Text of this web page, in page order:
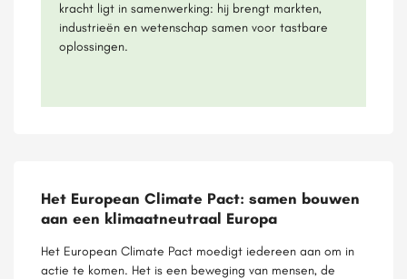
kracht ligt in samenwerking: hij brengt markten,
industrieën en wetenschap samen voor tastbare
oplossingen.
Het European Climate Pact: samen bouwen
aan een klimaatneutraal Europa
Het European Climate Pact moedigt iedereen aan om in
actie te komen. Het is een beweging van mensen, de